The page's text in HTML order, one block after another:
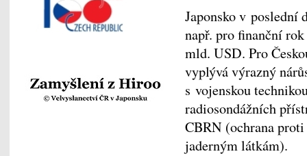
Japonsko v poslední
např. pro finanční
mld. USD. Pro
vyplývá výrazný
s vojenskou
radiosondážních
CBRN (ochrana
jaderným látkám).